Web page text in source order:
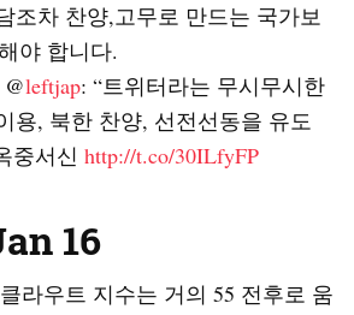
조차 찬양,고무로 만드는 국가보
야 합니다.
leftjap: “트위터라는 무시무시한
용, 북한 찬양, 선전선동을 유도
중서신 http://t.co/30ILfyFP
16
라우트 지수는 거의 55 전후로 움